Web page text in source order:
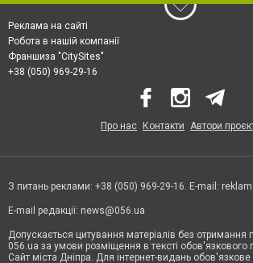
Реклама на сайті
Робота в нашій компанії
Франшиза "CitySites"
+38 (050) 969-29-16
Про нас Контакти Автори
З питань реклами: +38 (050) 969-29-16. E-mail:
E-mail редакції: news@056.ua
Допускається цитування матеріалів без отримання
056.ua за умови розміщення в тексті
Сайт міста Дніпра. Для інтернет-видань